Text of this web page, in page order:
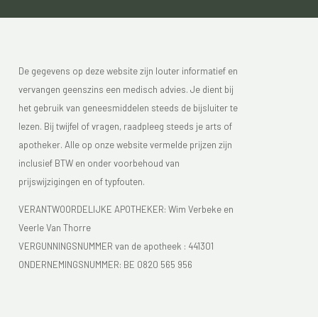
De gegevens op deze website zijn louter informatief en
vervangen geenszins een medisch advies. Je dient bij
het gebruik van geneesmiddelen steeds de bijsluiter te
lezen. Bij twijfel of vragen, raadpleeg steeds je arts of
apotheker. Alle op onze website vermelde prijzen zijn
inclusief BTW en onder voorbehoud van
prijswijzigingen en of typfouten.
VERANTWOORDELIJKE APOTHEKER: Wim Verbeke en
Veerle Van Thorre
VERGUNNINGSNUMMER van de apotheek : 441301
ONDERNEMINGSNUMMER: BE 0820 565 956